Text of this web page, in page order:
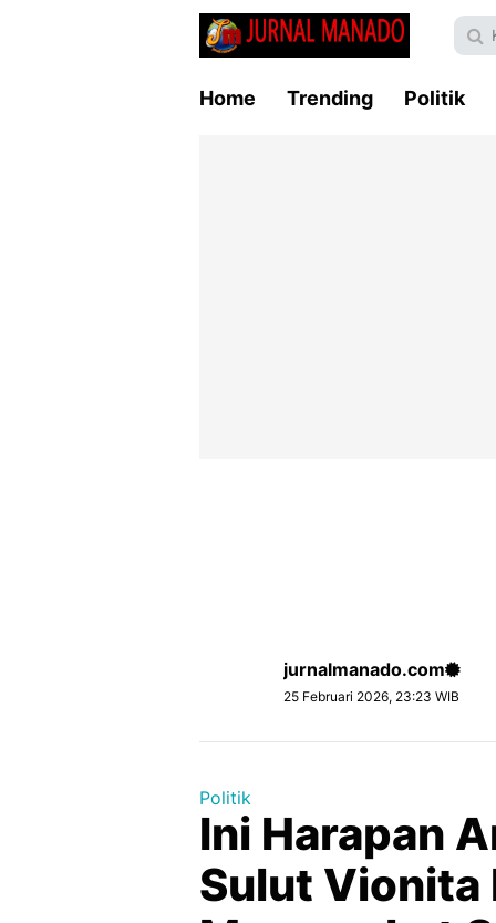
Home Trending Politik
jurnalmanado.com
25 Februari 2026, 23:23 WIB
Politik
Ini Harapan
Sulut Vionita